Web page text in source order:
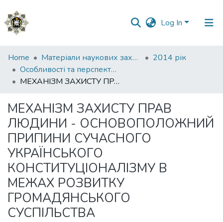
Log In
Communities
&
Collections
Statistics
Home Матеріали наукових заходів
2014 рік
Особливості та перспективи розвитку громадянського суспільства в Україні
МЕХАНІЗМ ЗАХИСТУ ПРАВ ЛЮДИНИ - ОСНОВОПОЛОЖНИЙ ПРИПИНИ СУЧАСНОГО УКРАЇНСЬКОГО КОНСТИТУЦІОНАЛІЗМУ В МЕЖАХ РОЗВИТКУ ГРОМАДЯНСЬКОГО СУСПІЛЬСТВА
МЕХАНІЗМ ЗАХИСТУ ПРАВ
ЛЮДИНИ - ОСНОВОПОЛОЖНИЙ
ПРИПИНИ СУЧАСНОГО
УКРАЇНСЬКОГО
КОНСТИТУЦІОНАЛІЗМУ В
МЕЖАХ РОЗВИТКУ
ГРОМАДЯНСЬКОГО
СУСПІЛЬСТВА